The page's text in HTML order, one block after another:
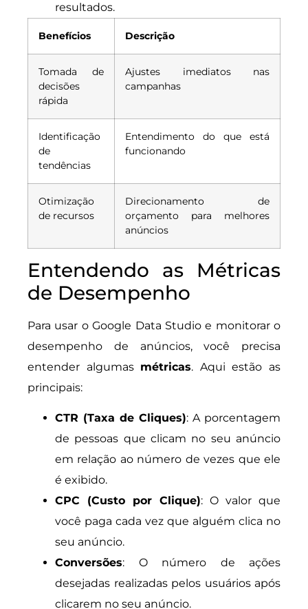
resultados.
Benefícios Descrição
Tomada de
decisões
rápida
Ajustes imediatos nas
campanhas
Identificação
de
tendências
Entendimento do que está
funcionando
Otimização
de recursos
Direcionamento de
orçamento para melhores
anúncios
Entendendo as Métricas
de Desempenho
Para usar o Google Data Studio e monitorar o
desempenho de anúncios, você precisa
entender algumas métricas. Aqui estão as
principais:
CTR (Taxa de Cliques): A porcentagem
de pessoas que clicam no seu anúncio
em relação ao número de vezes que ele
é exibido.
CPC (Custo por Clique): O valor que
você paga cada vez que alguém clica no
seu anúncio.
Conversões: O número de ações
desejadas realizadas pelos usuários após
clicarem no seu anúncio.